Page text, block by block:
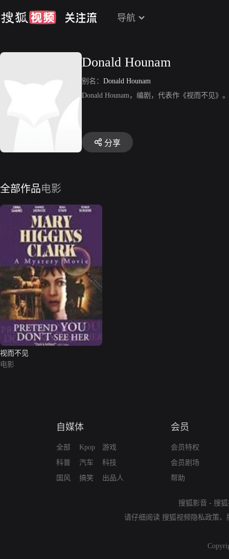
导航
Donald Hounam
别名： Donald Hounam
Donald Hounam，编剧，代表作《视而不见》。
分享
全部作品电影
视而不见
电影
自媒体
全部
科普
国风
Kpop
汽车
搞笑
游戏
科技
出品人
会员
会员特权
会员剧场
帮助
搜狐影音 - 搜
请仔细阅读 搜狐视频隐私政策、